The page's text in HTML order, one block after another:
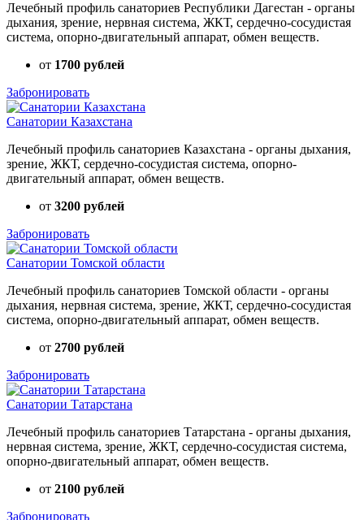
Лечебный профиль санаториев Республики Дагестан - органы
дыхания, зрение, нервная система, ЖКТ, сердечно-сосудистая
система, опорно-двигательный аппарат, обмен веществ.
от 1700 рублей
Забронировать
Санатории Казахстана
Лечебный профиль санаториев Казахстана - органы дыхания,
зрение, ЖКТ, сердечно-сосудистая система, опорно-
двигательный аппарат, обмен веществ.
от 3200 рублей
Забронировать
Санатории Томской области
Лечебный профиль санаториев Томской области - органы
дыхания, нервная система, зрение, ЖКТ, сердечно-сосудистая
система, опорно-двигательный аппарат, обмен веществ.
от 2700 рублей
Забронировать
Санатории Татарстана
Лечебный профиль санаториев Татарстана - органы дыхания,
нервная система, зрение, ЖКТ, сердечно-сосудистая система,
опорно-двигательный аппарат, обмен веществ.
от 2100 рублей
Забронировать